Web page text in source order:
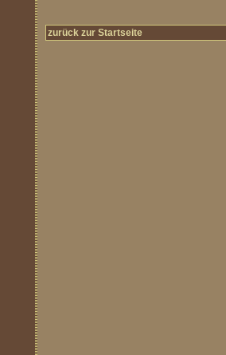
zurück zur Startseite